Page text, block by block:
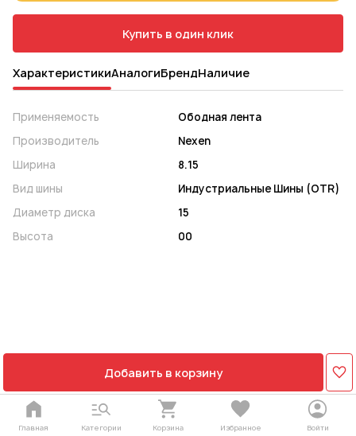
Купить в один клик
ХарактеристикиАналогиБрендНаличие
Применяемость
Ободная лента
Производитель
Nexen
Ширина
8.15
Вид шины
Индустриальные Шины (OTR)
Диаметр диска
15
Высота
00
Добавить в корзину
Главная Категории Корзина Избранное Войти